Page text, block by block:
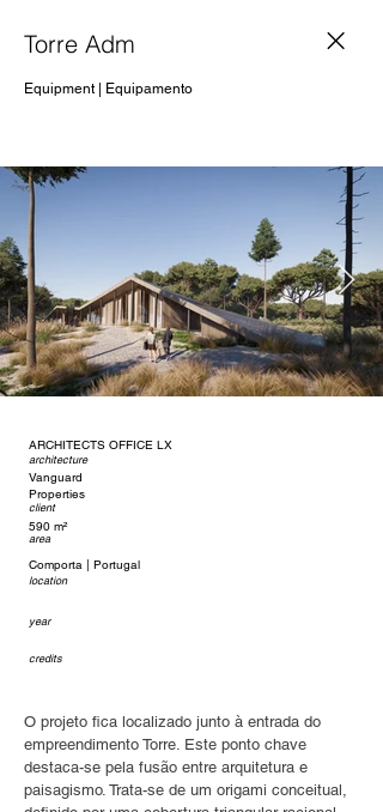
Torre Adm
Equipment | Equipamento
architecture
ARCHITECTS OFFICE LX
Vanguard
Properties
client
area
590 m²
Comporta | Portugal
location
year
credits
O projeto fica localizado junto à entrada do
empreendimento Torre. Este ponto chave
destaca-se pela fusão entre arquitetura e
paisagismo. Trata-se de um origami conceitual,